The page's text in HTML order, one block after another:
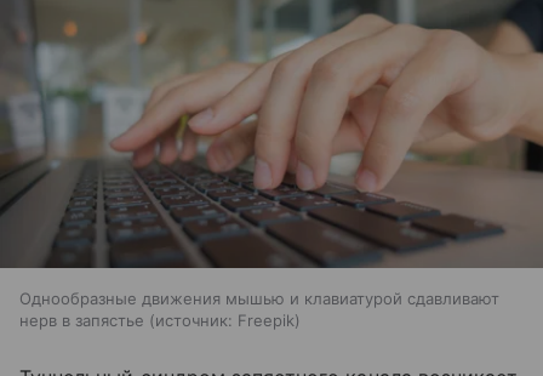
Однообразные движения мышью и клавиатурой сдавливают
нерв в запястье
источник: Freepik